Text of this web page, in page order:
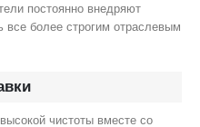
постоянно внедряют
все более строгим отраслевым
чистоты вместе со